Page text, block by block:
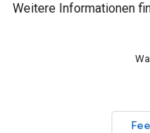
Weitere Informationen